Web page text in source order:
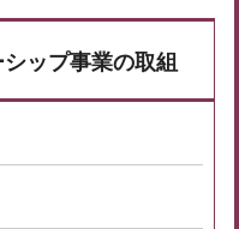
ップ事業の取組